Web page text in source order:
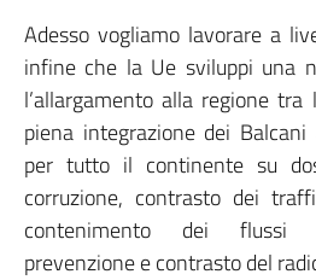
Adesso vogliamo lavorare a
infine che la Ue sviluppi una
l’allargamento alla regione
piena integrazione dei
per tutto il continente su
corruzione, contrasto dei
contenimento dei flussi
prevenzione e contrasto del